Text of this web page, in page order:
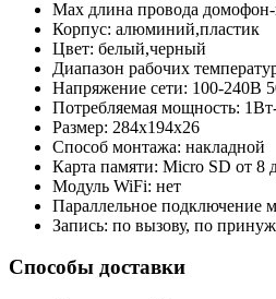
Max длина провода
Корпус: алюминий,пластик
Цвет: белый,черный
Диапазон рабочих
Напряжение сети: 100-240В
Потребляемая мощность:
Размер: 284х194х26
Способ монтажа: накладной
Карта памяти: Micro SD от 8
Модуль WiFi: нет
Параллельное подключение
Запись: по вызову, по
Способы доставки